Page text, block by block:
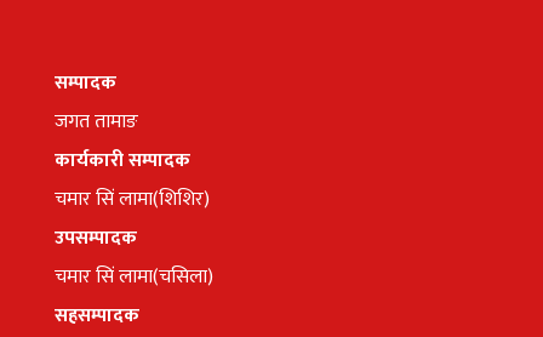
सम्पादक
जगत तामाङ
कार्यकारी सम्पादक
चमार सिं लामा(शिशिर)
उपसम्पादक
चमार सिं लामा(चसिला)
सहसम्पादक